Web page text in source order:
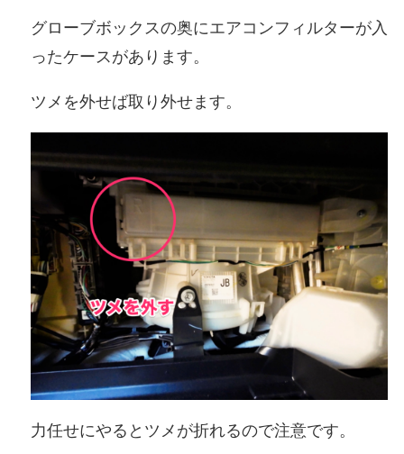
グローブボックスの奥にエアコンフィルターが入
ったケースがあります。
ツメを外せば取り外せます。
力任せにやるとツメが折れるので注意です。